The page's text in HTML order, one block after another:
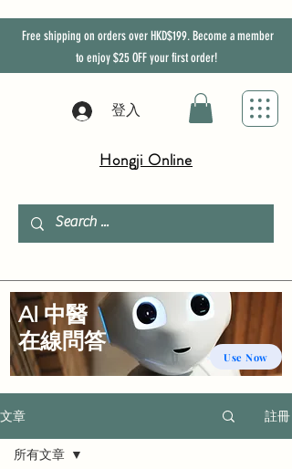
Free shipping on orders over HKD$199. Become a member
to enjoy$25 OFFyour first order!
登入
Hongji Online
文章 註冊
所有文章
Use Now
AI 中醫
​在線問答